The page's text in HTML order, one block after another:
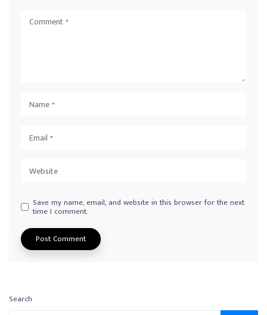
Save my name, email, and website in this browser for the next
time I comment.
Search